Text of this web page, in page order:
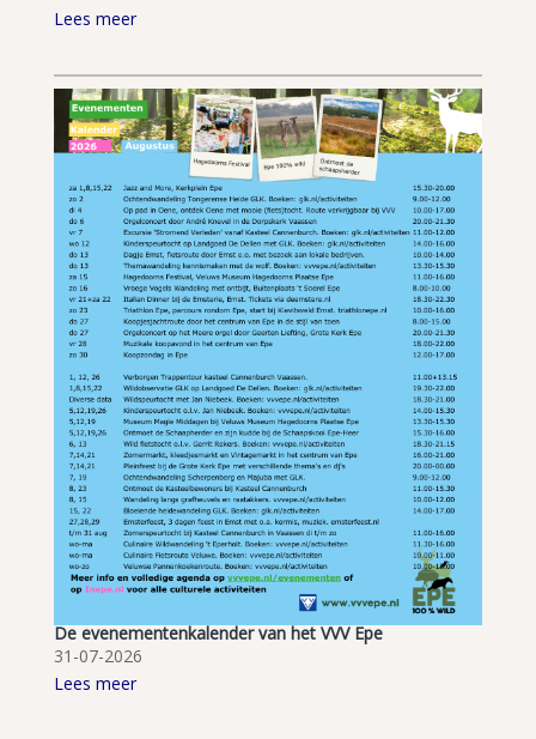
Lees meer
De evenementenkalender van het VVV Epe
31-07-2026
Lees meer